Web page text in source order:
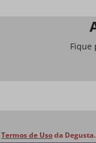
Fique
Termos de Usoda Degusta.